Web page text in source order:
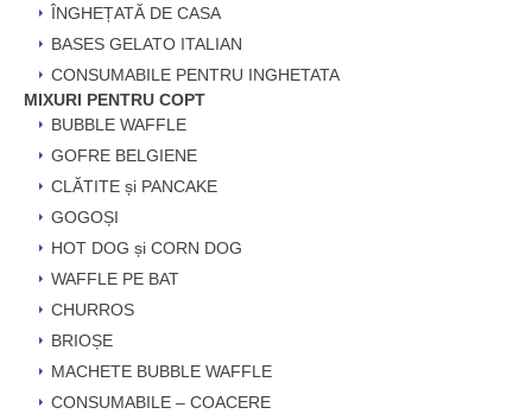
ÎNGHEȚATĂ DE CASA
BASES GELATO ITALIAN
CONSUMABILE PENTRU INGHETATA
MIXURI PENTRU COPT
BUBBLE WAFFLE
GOFRE BELGIENE
CLĂTITE și PANCAKE
GOGOȘI
HOT DOG și CORN DOG
WAFFLE PE BAT
CHURROS
BRIOȘE
MACHETE BUBBLE WAFFLE
CONSUMABILE – COACERE